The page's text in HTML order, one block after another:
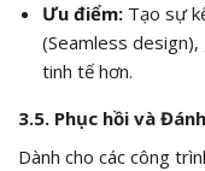
Ưu điểm:Tạo sự
(Seamless
tinh tế hơn.
3.5. Phục hồi và
Dành cho các công